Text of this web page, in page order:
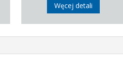
Węcej detali